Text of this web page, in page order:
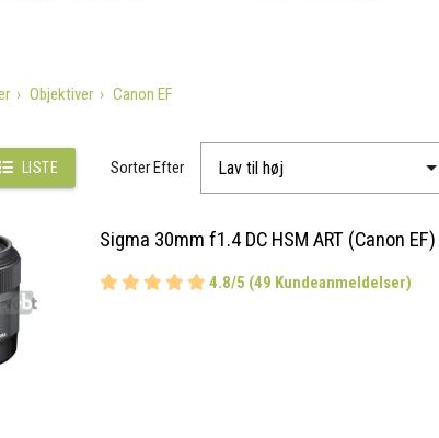
Objektiver Canon EF
LISTE Sorter Efter
Sigma 30mm f1.4 DC HSM ART (Canon EF)
4.8/5 (49 Kundeanmeldelser)